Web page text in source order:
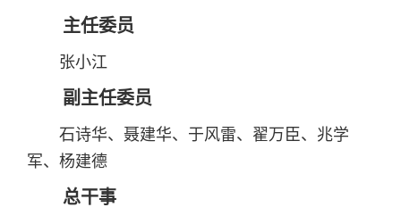
主任委员
张小江
副主任委员
石诗华、聂建华、于风雷、翟万臣、兆学
军、杨建德
总干事